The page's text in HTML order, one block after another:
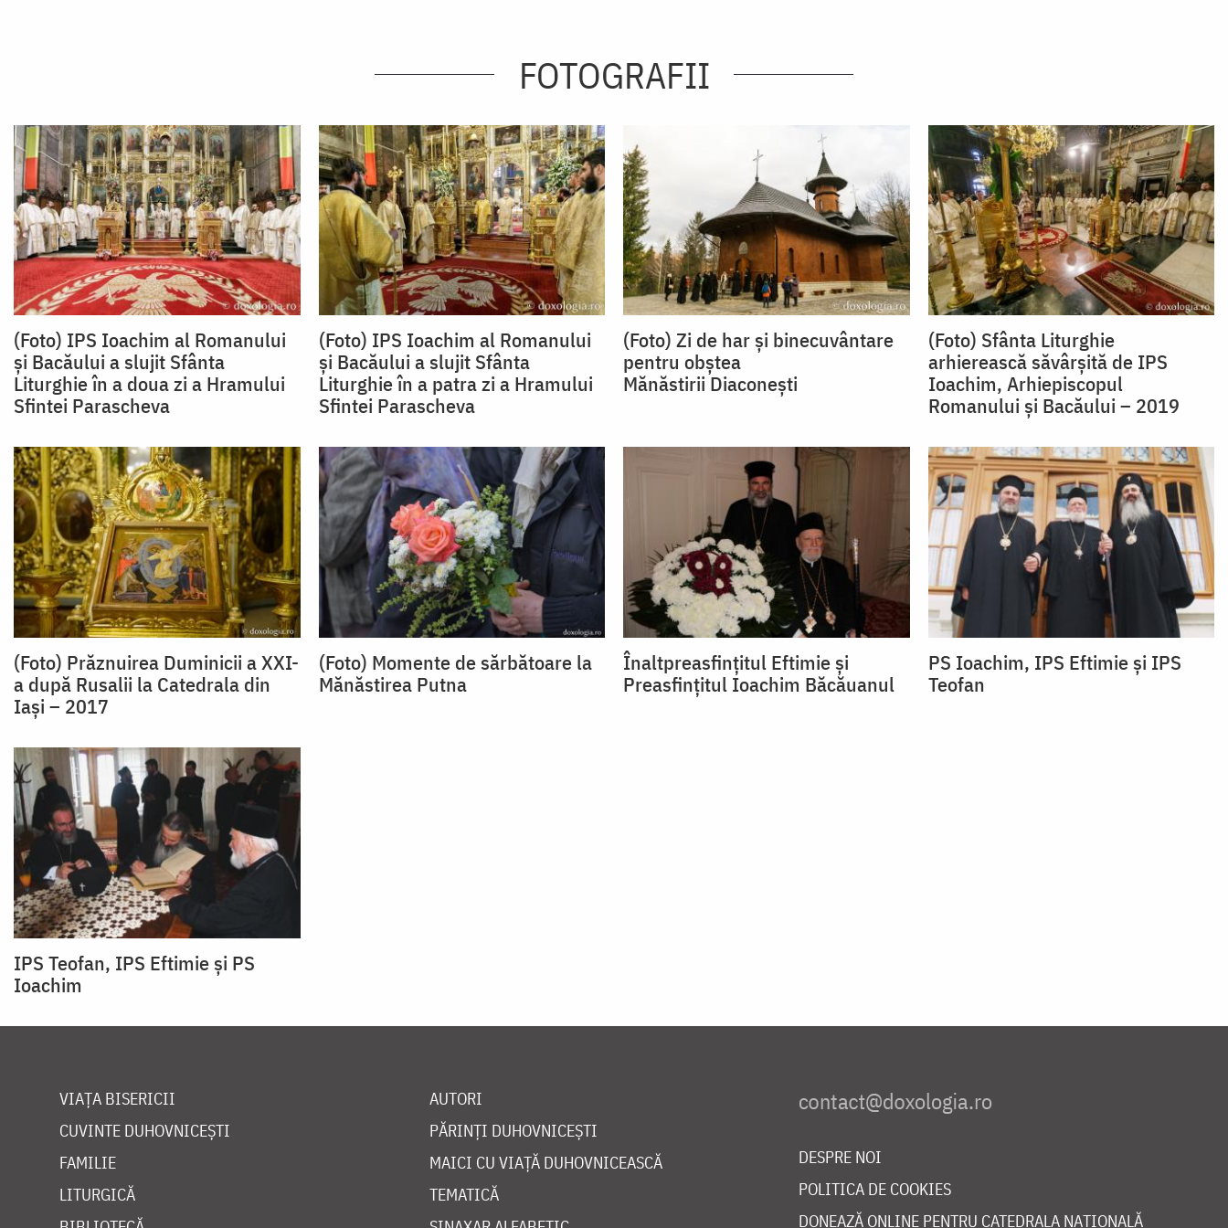
FOTOGRAFII
(Foto) IPS Ioachim al Romanului
și Bacăului a slujit Sfânta
Liturghie în a doua zi a Hramului
Sfintei Parascheva
(Foto) IPS Ioachim al Romanului
și Bacăului a slujit Sfânta
Liturghie în a patra zi a Hramului
Sfintei Parascheva
(Foto) Zi de har şi binecuvântare
pentru obștea
Mănăstirii Diaconești
(Foto) Sfânta Liturghie
arhierească săvârșită de IPS
Ioachim, Arhiepiscopul
Romanului și Bacăului – 2019
(Foto) Prăznuirea Duminicii a XXI-
a după Rusalii la Catedrala din
Iaşi – 2017
(Foto) Momente de sărbătoare la
Mănăstirea Putna
Înaltpreasfințitul Eftimie și
Preasfințitul Ioachim Băcăuanul
PS Ioachim, IPS Eftimie și IPS
Teofan
IPS Teofan, IPS Eftimie și PS
Ioachim
VIAȚA BISERICII
CUVINTE DUHOVNICEȘTI
FAMILIE
LITURGICĂ
AUTORI
PĂRINȚI DUHOVNICEȘTI
MAICI CU VIAȚĂ DUHOVNICEASCĂ
TEMATICĂ
DESPRE NOI
POLITICA DE COOKIES
DONEAZĂ ONLINE PENTRU CATEDRALA NAȚIONALĂ